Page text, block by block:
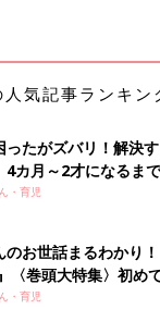
気記事ランキン
ったがズバリ！解決
カ月～2才になるま
！
・育児
のお世話まるわかり
〈巻頭大特集〉初め
ぱい・ミルクの基本
・育児